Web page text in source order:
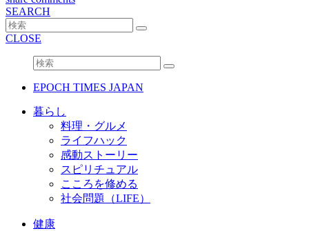
SEARCH
CLOSE
EPOCH TIMES JAPAN
暮らし
料理・グルメ
ライフハック
感動ストーリー
スピリチュアル
こころを修める
社会問題（LIFE）
健康